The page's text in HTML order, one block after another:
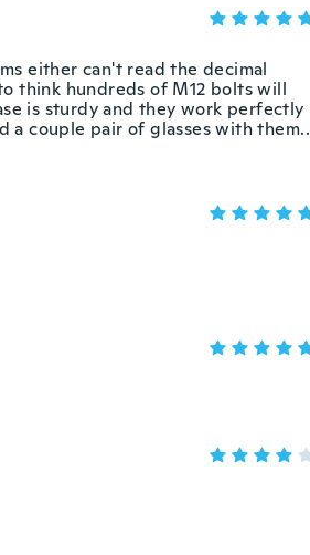
either can't read the decimal
think hundreds of M12 bolts will
is sturdy and they work perfectly
couple pair of glasses with them..